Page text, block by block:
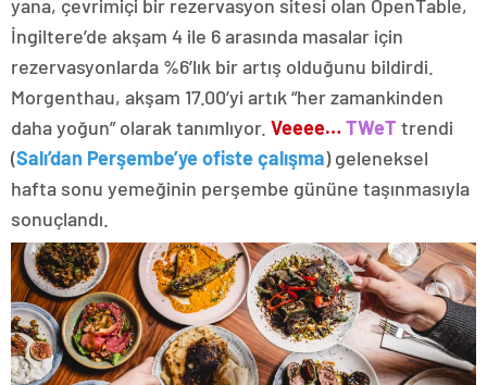
yana, çevrimiçi bir rezervasyon sitesi olan OpenTable,
İngiltere’de akşam 4 ile 6 arasında masalar için
rezervasyonlarda %6’lık bir artış olduğunu bildirdi.
Morgenthau, akşam 17.00’yi artık “her zamankinden
daha yoğun” olarak tanımlıyor. Veeee…TWeT trendi
(Salı’dan Perşembe’ye ofiste çalışma) geleneksel
hafta sonu yemeğinin perşembe gününe taşınmasıyla
sonuçlandı.